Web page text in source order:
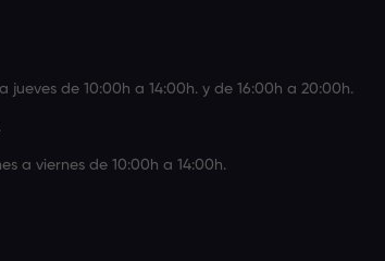
jueves de 10:00h a 14:00h. y de 16:00h a 20:00h.
a viernes de 10:00h a 14:00h.